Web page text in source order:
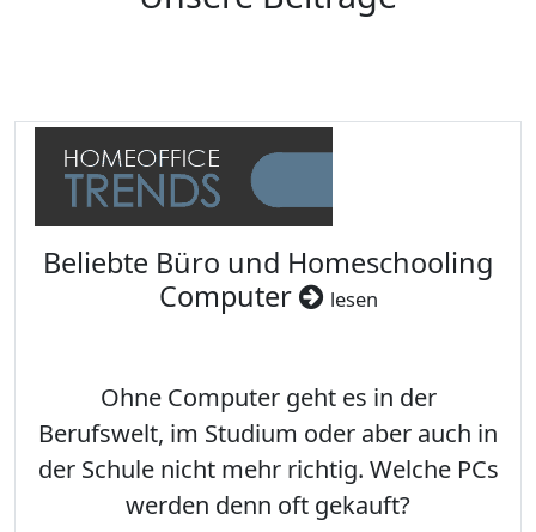
Beliebte Büro und Homeschooling
Computer
lesen
Ohne Computer geht es in der
Berufswelt, im Studium oder aber auch in
der Schule nicht mehr richtig. Welche PCs
werden denn oft gekauft?